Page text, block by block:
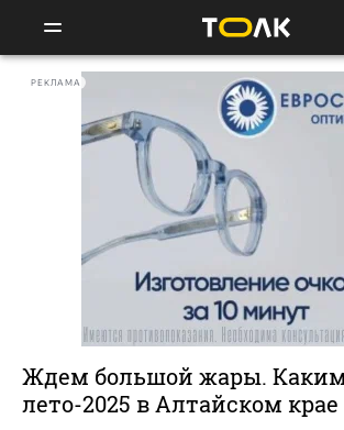
РЕКЛАМА
Ждем большой жары. Каким
лето-2025 в Алтайском крае